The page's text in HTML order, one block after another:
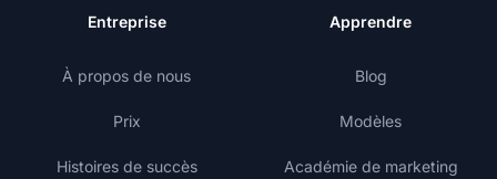
Entreprise
À propos de nous
Prix
Histoires de succès
Apprendre
Blog
Modèles
Académie de marketing